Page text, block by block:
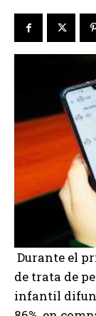
Durante el
de trata de
infantil